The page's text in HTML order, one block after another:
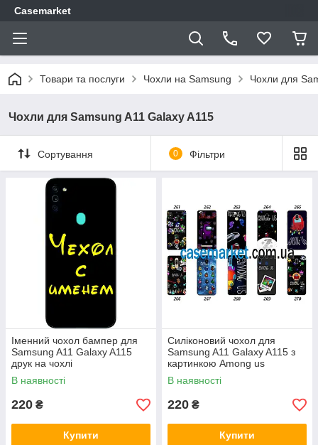
Casemarket
Товари та послуги Чохли на Samsung Чохли для
Чохли для Samsung A11 Galaxy A115
Сортування 0 Фільтри
Іменний чохол бампер для
Samsung A11 Galaxy A115
друк на чохлі
В наявності
220 ₴
Купити
Силіконовий чохол для
Samsung A11 Galaxy A115 з
картинкою Among us
В наявності
220 ₴
Купити